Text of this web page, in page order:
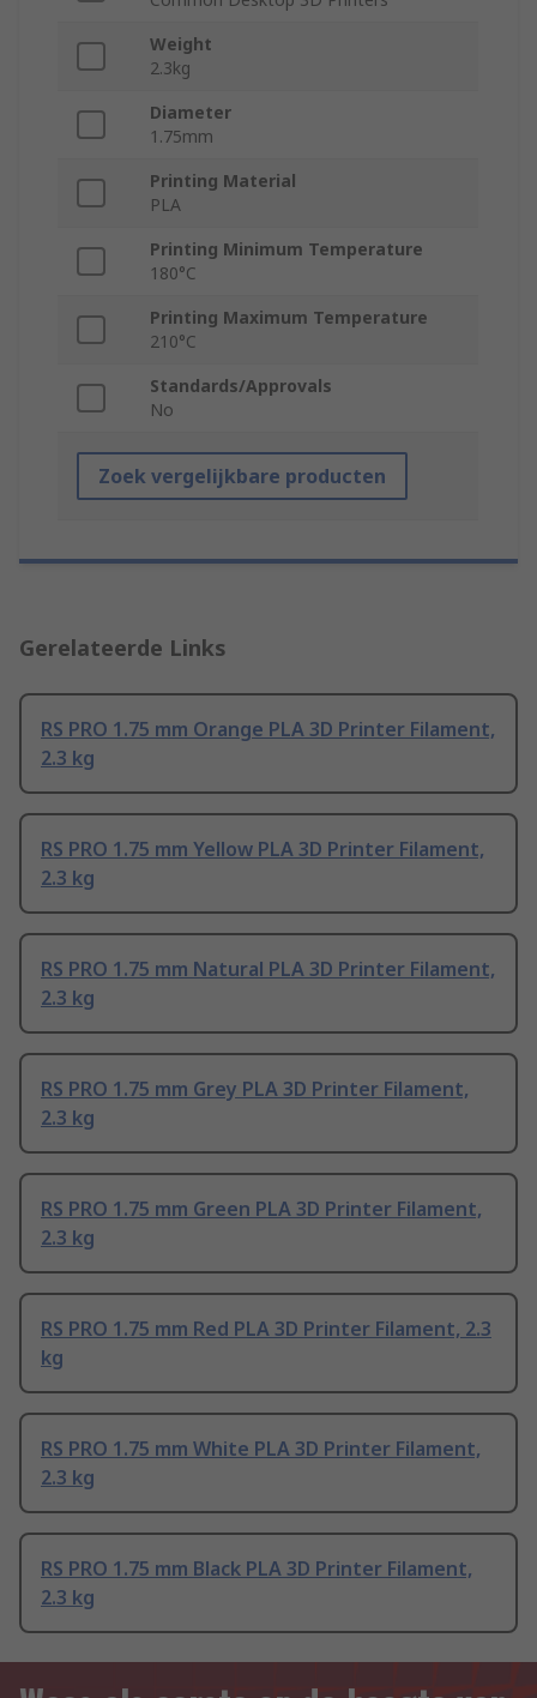
Weight
2.3kg
Diameter
1.75mm
Printing Material
PLA
Printing Minimum Temperature
180°C
Printing Maximum Temperature
210°C
Standards/Approvals
No
Zoek vergelijkbare producten
Gerelateerde Links
RS PRO 1.75 mm Orange PLA 3D Printer Filament,
2.3 kg
RS PRO 1.75 mm Yellow PLA 3D Printer Filament,
2.3 kg
RS PRO 1.75 mm Natural PLA 3D Printer Filament,
2.3 kg
RS PRO 1.75 mm Grey PLA 3D Printer Filament,
2.3 kg
RS PRO 1.75 mm Green PLA 3D Printer Filament,
2.3 kg
RS PRO 1.75 mm Red PLA 3D Printer Filament, 2.3
kg
RS PRO 1.75 mm White PLA 3D Printer Filament,
2.3 kg
RS PRO 1.75 mm Black PLA 3D Printer Filament,
2.3 kg